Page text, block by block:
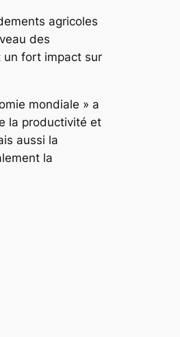
agricoles
des
un fort impact sur
mondiale » a
la productivité et
aussi la
la